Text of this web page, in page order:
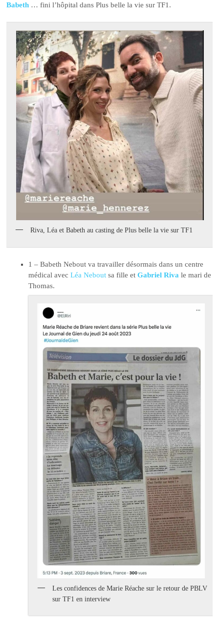
Babeth … fini l’hôpital dans Plus belle la vie sur TF1.
Riva, Léa et Babeth au casting de Plus belle la vie sur TF1
1 – Babeth Nebout va travailler désormais dans un centre
médical avecLéa Nebout sa fille etGabriel Riva le mari de
Thomas.
Les confidences de Marie Réache sur le retour de PBLV
sur TF1 en interview